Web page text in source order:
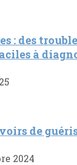
: des
à
de
2024